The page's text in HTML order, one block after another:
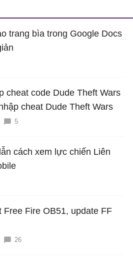
trang bìa trong Google Docs
cheat code Dude Theft Wars
cheat Dude Theft Wars
5
cách xem lực chiến Liên
Free Fire OB51, update FF
26